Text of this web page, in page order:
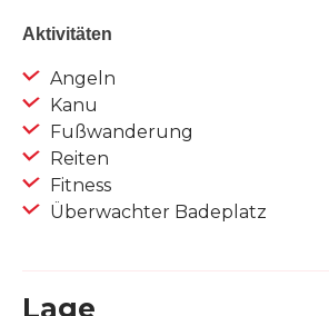
Aktivitäten
Angeln
Kanu
Fußwanderung
Reiten
Fitness
Überwachter Badeplatz
Lage